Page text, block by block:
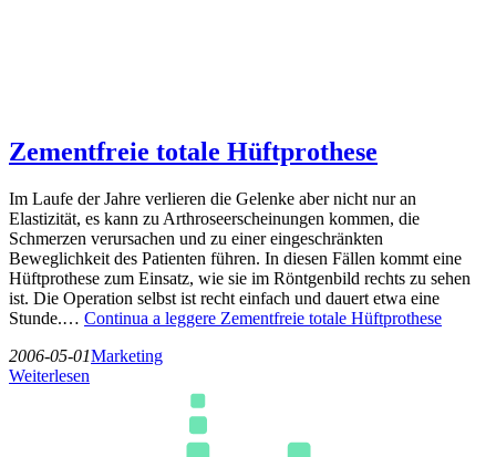
Zementfreie totale Hüftprothese
Im Laufe der Jahre verlieren die Gelenke aber nicht nur an
Elastizität, es kann zu Arthroseerscheinungen kommen, die
Schmerzen verursachen und zu einer eingeschränkten
Beweglichkeit des Patienten führen. In diesen Fällen kommt eine
Hüftprothese zum Einsatz, wie sie im Röntgenbild rechts zu sehen
ist. Die Operation selbst ist recht einfach und dauert etwa eine
Stunde.… Continua a leggere Zementfreie totale Hüftprothese
2006-05-01Marketing
Weiterlesen